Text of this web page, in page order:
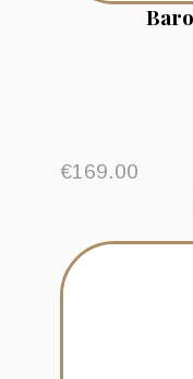
€169.00